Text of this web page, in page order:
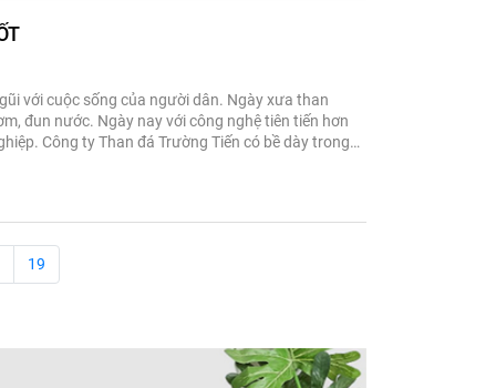
với cuộc sống của người dân. Ngày xưa than
đun nước. Ngày nay với công nghệ tiên tiến hơn
Công ty Than đá Trường Tiến có bề dày trong
19